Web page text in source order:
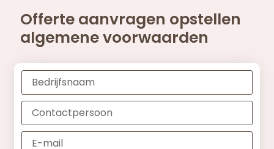
Offerte aanvragen opstellen
algemene voorwaarden